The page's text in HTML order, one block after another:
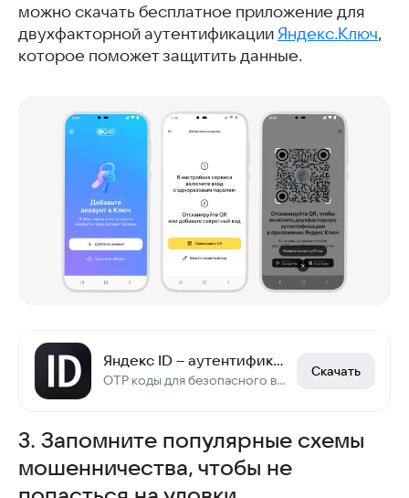
можно скачать бесплатное приложение для
двухфакторной аутентификации Яндекс.Ключ,
которое поможет защитить данные.
Яндекс ID – аутентификатор 2FA
OTP коды для безопасного входа. Быстрый вход и управление аккаунтами
Скачать
3. Запомните популярные схемы
мошенничества, чтобы не